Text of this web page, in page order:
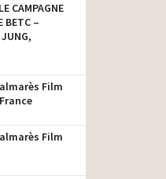
CAMPAGNE
BETC –
Film
Film